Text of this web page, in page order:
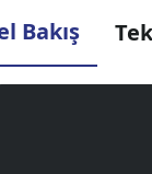
Bakış